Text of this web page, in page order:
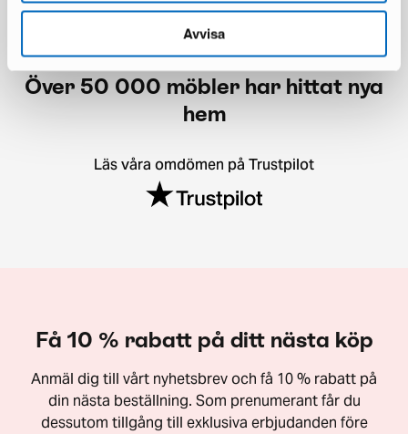
Avvisa
Över 50 000 möbler har hittat nya
hem
Läs våra omdömen på Trustpilot
Få 10 % rabatt på ditt nästa köp
Anmäl dig till vårt nyhetsbrev och få 10 % rabatt på
din nästa beställning. Som prenumerant får du
dessutom tillgång till exklusiva erbjudanden före